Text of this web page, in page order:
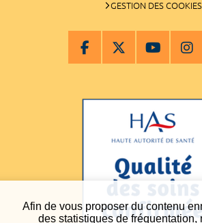
Afin de vous proposer du contenu
des statistiques de fréquentation,
GESTION DES COOKIES